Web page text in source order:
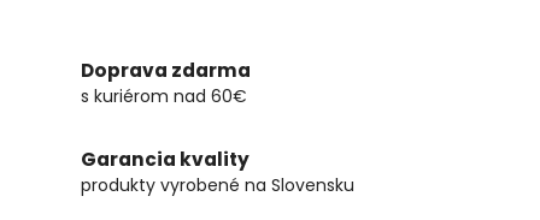
Doprava zdarma
s kuriérom nad 60€
Garancia kvality
produkty vyrobené na Slovensku